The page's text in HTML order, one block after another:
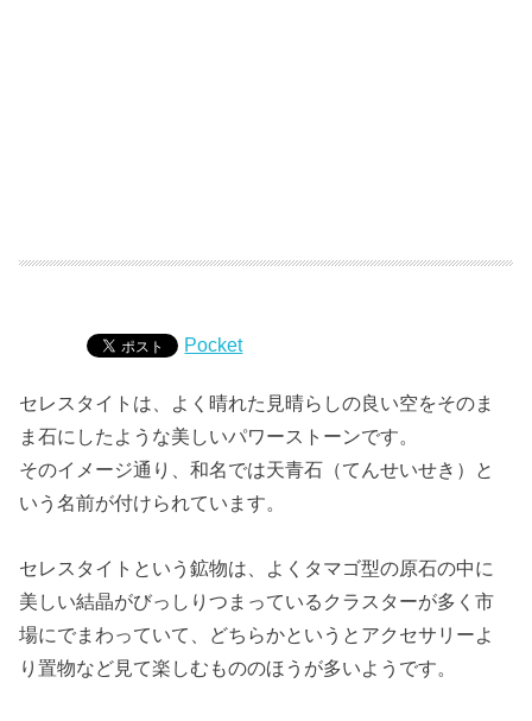
Pocket
セレスタイトは、よく晴れた見晴らしの良い空をそのま
ま石にしたような美しいパワーストーンです。
そのイメージ通り、和名では天青石（てんせいせき）と
いう名前が付けられています。
セレスタイトという鉱物は、よくタマゴ型の原石の中に
美しい結晶がびっしりつまっているクラスターが多く市
場にでまわっていて、どちらかというとアクセサリーよ
り置物など見て楽しむもののほうが多いようです。